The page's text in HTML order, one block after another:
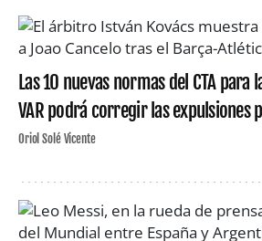
Las 10 nuevas normas del CTA para
VAR podrá corregir las expulsiones
Oriol Solé Vicente